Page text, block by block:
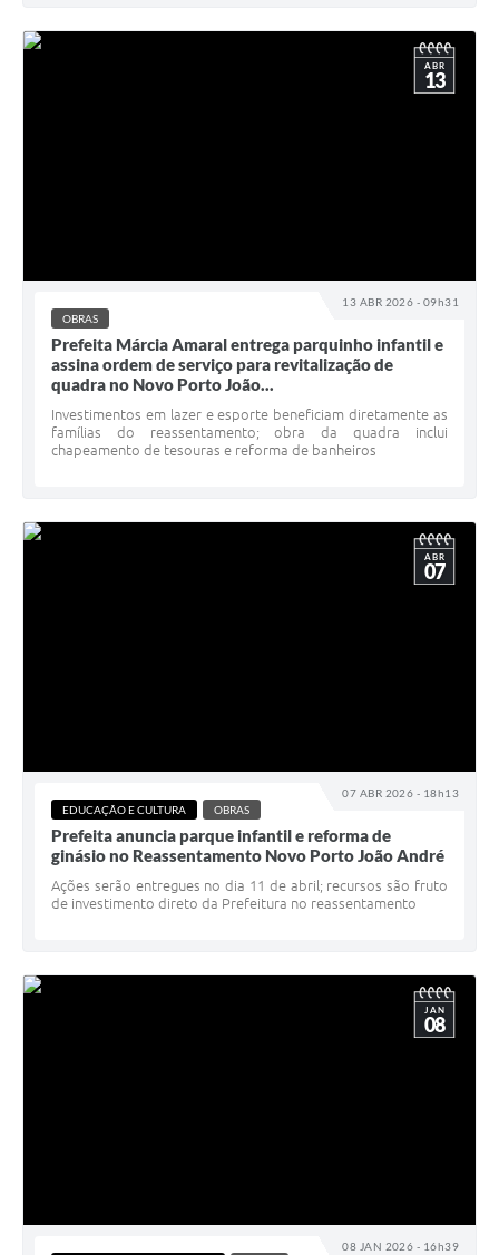
13 ABR 2026 - 09h31
ABR
13
OBRAS
Prefeita Márcia Amaral entrega parquinho infantil e
assina ordem de serviço para revitalização de
quadra no Novo Porto João...
Investimentos em lazer e esporte beneficiam diretamente as
famílias do reassentamento; obra da quadra inclui
chapeamento de tesouras e reforma de banheiros
07 ABR 2026 - 18h13
ABR
07
EDUCAÇÃO E CULTURA OBRAS
Prefeita anuncia parque infantil e reforma de
ginásio no Reassentamento Novo Porto João André
Ações serão entregues no dia 11 de abril; recursos são fruto
de investimento direto da Prefeitura no reassentamento
08 JAN 2026 - 16h39
JAN
08